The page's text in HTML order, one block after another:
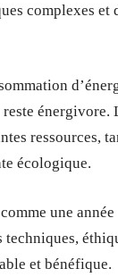
complexes et
énergivore.
ressources,
écologique.
une
et bénéfique.